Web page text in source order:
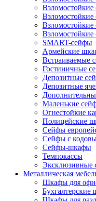
Взломостойкие
Взломостойкие
Взломостойкие
SMART-сейфы
Армейские
Встраиваемые
Гостиничные
Депозитные
Депозитные
Маленькие
Огнестойкие
Полицейские
Сейфы
Сейфы с
Сейфы-шкафы
Темпокассы
Эксклюзивные
Металлическая
Шкафы для
Бухгалтерские